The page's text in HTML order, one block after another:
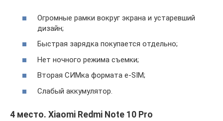
Огромные рамки вокруг экрана и устаревший
дизайн;
Быстрая зарядка покупается отдельно;
Нет ночного режима съемки;
Вторая СИМка формата e-SIM;
Слабый аккумулятор.
4 место. Xiaomi Redmi Note 10 Pro